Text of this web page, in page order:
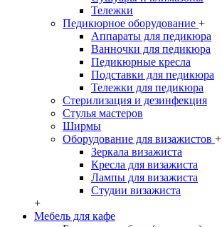
Тележки
Педикюрное оборудование +
Аппараты для педикюра
Ванночки для педикюра
Педикюрные кресла
Подставки для педикюра
Тележки для педикюра
Стерилизация и дезинфекция
Стулья мастеров
Ширмы
Оборудование для визажистов +
Зеркала визажиста
Кресла для визажиста
Лампы для визажиста
Студии визажиста
+
Мебель для кафе